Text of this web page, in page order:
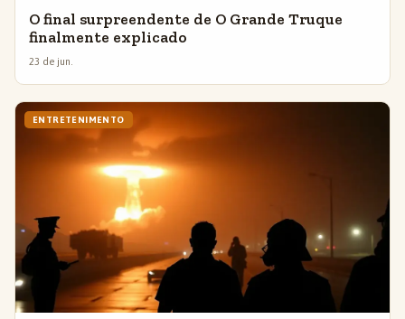
O final surpreendente de O Grande Truque
finalmente explicado
23 de jun.
ENTRETENIMENTO